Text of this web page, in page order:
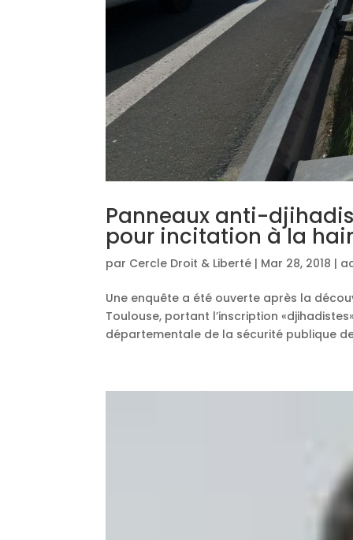
Panneaux anti-
pour incitation à la
par Cercle Droit & Liberté | Mar 28, 2018 |
Une enquête a été ouverte après la
Toulouse, portant l’inscription
départementale de la sécurité publique